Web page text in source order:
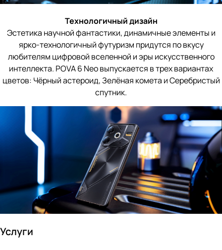
Технологичный дизайн
Эстетика научной фантастики, динамичные элементы и
ярко-технологичный футуризм придутся по вкусу
любителям цифровой вселенной и эры искусственного
интеллекта. POVA 6 Neo выпускается в трех вариантах
цветов: Чёрный астероид, Зелёная комета и Серебристый
спутник.
Услуги